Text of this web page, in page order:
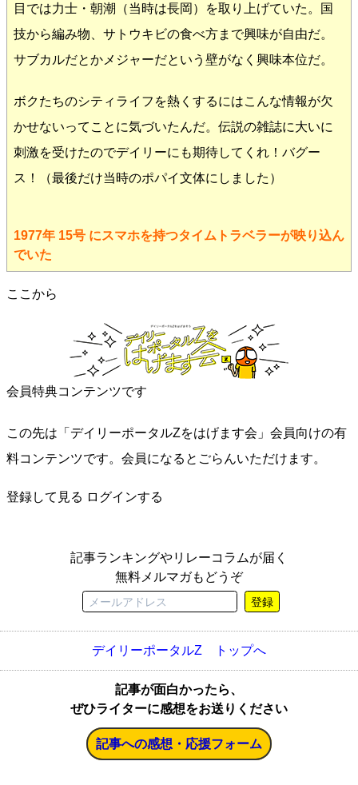
目では力士・朝潮（当時は長岡）を取り上げていた。国
技から編み物、サトウキビの食べ方まで興味が自由だ。
サブカルだとかメジャーだという壁がなく興味本位だ。
ボクたちのシティライフを熱くするにはこんな情報が欠
かせないってことに気づいたんだ。伝説の雑誌に大いに
刺激を受けたのでデイリーにも期待してくれ！バグー
ス！（最後だけ当時のポパイ文体にしました）
1977年 15号 にスマホを持つタイムトラベラーが映り込ん
でいた
ここから
会員特典コンテンツです
この先は「デイリーポータルZをはげます会」会員向けの有
料コンテンツです。会員になるとごらんいただけます。
登録して見る ログインする
記事ランキングやリレーコラムが届く
無料メルマガもどうぞ
登録
デイリーポータルZ トップへ
記事が面白かったら、
ぜひライターに感想をお送りください
記事への感想・応援フォーム